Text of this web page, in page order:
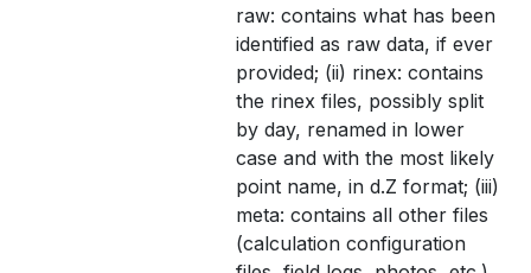
raw: contains what has been
identified as raw data, if ever
provided; (ii) rinex: contains
the rinex files, possibly split
by day, renamed in lower
case and with the most likely
point name, in d.Z format; (iii)
meta: contains all other files
(calculation configuration